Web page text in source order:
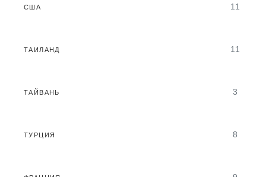
США 11
ТАИЛАНД 11
ТАЙВАНЬ 3
ТУРЦИЯ 8